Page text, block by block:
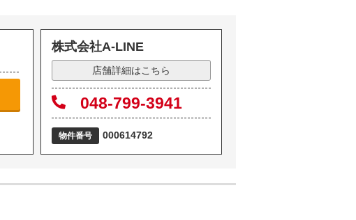
株式会社A-LINE
店舗詳細はこちら
048-799-3941
物件番号 000614792